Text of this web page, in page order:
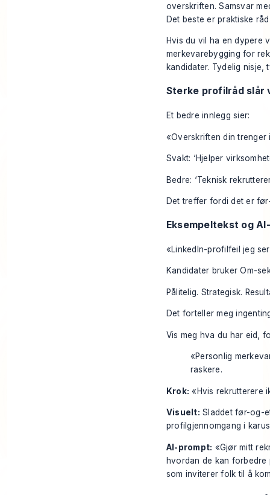
overskriften. Samsvar
Det beste er praktiske
Hvis du vil ha en dypere
merkevarebygging for
kandidater. Tydelig nisje,
Sterke profilråd slår
Et bedre innlegg sier:
«Overskriften din
Svakt: ‘Hjelper
Bedre: ‘Teknisk
Det treffer fordi det er
Eksempeltekst og
«LinkedIn-profilfeil jeg
Kandidater bruker Om-
Pålitelig. Strategisk.
Det forteller meg
Vis meg hva du har eid,
«Personlig
raskere.
Krok: «Hvis rekrutterere
Visuelt: Sladdet før-og-
profilgjennomgang i
AI-prompt: «Gjør mitt
hvordan de kan forbedre
som inviterer folk til å